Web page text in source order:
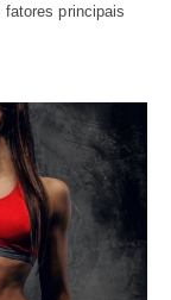
principais